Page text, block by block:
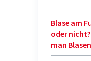
Blase am
oder
man